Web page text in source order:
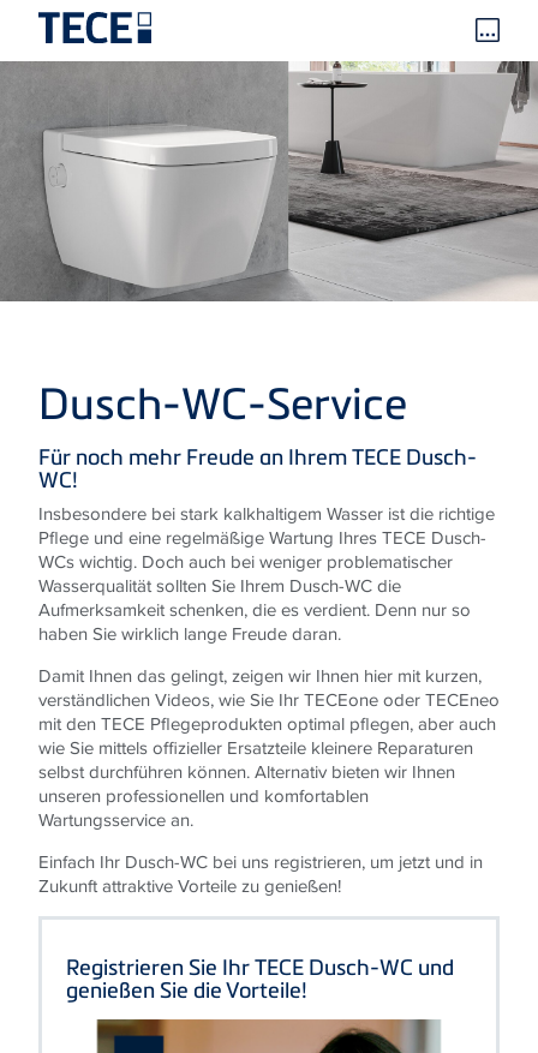
Dusch‑WC‑Service
TECE
Für noch mehr Freude an Ihrem TECE Dusch-
WC!
Insbesondere bei stark kalkhaltigem Wasser ist die richtige
Pflege und eine regelmäßige Wartung Ihres TECE Dusch-
WCs wichtig. Doch auch bei weniger problematischer
Wasserqualität sollten Sie Ihrem Dusch-WC die
Aufmerksamkeit schenken, die es verdient. Denn nur so
haben Sie wirklich lange Freude daran.
Damit Ihnen das gelingt, zeigen wir Ihnen hier mit kurzen,
verständlichen Videos, wie Sie Ihr TECEone oder TECEneo
mit den TECE Pflegeprodukten optimal pflegen, aber auch
wie Sie mittels offizieller Ersatzteile kleinere Reparaturen
selbst durchführen können. Alternativ bieten wir Ihnen
unseren professionellen und komfortablen
Wartungsservice an.
Einfach Ihr Dusch-WC bei uns registrieren, um jetzt und in
Zukunft attraktive Vorteile zu genießen!
Dusch‑WC
registrieren
Registrieren Sie Ihr TECE Dusch-WC und
genießen Sie die Vorteile!